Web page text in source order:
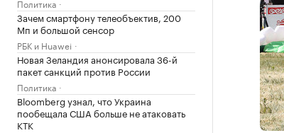
Политика
Зачем смартфону телеобъектив, 200
Мп и большой сенсор
РБК и Huawei
Новая Зеландия анонсировала 36-й
пакет санкций против России
Политика
Bloomberg узнал, что Украина
пообещала США больше не атаковать
КТК